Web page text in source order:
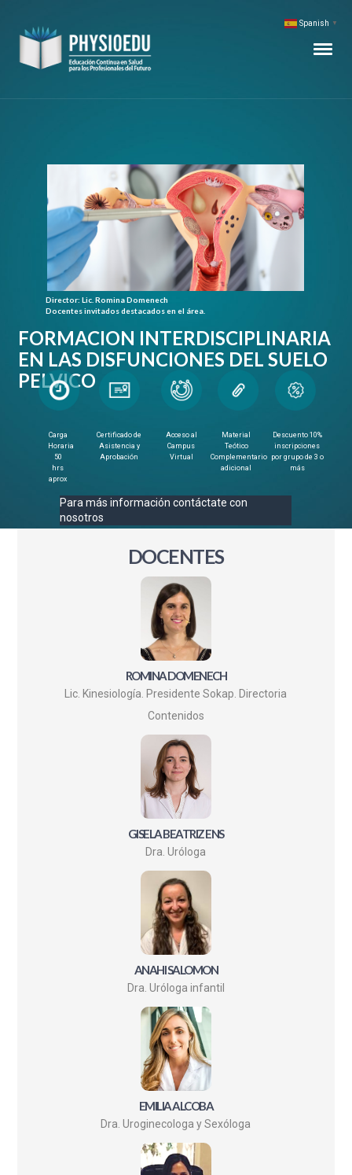
FORMACION INTERDISCIPLINARIA
EN LAS DISFUNCIONES DEL SUELO
PELVICO
Carga
Horaria
50
hrs
aprox
Certificado de
Asistencia y
Aprobación
Acceso al
Campus
Virtual
Material
Teótico
Complementario
adicional
Descuento 10%
inscripciones
por grupo de 3 o
más
Para más información contáctate con
nosotros
Director: Lic. Romina Domenech
Docentes invitados destacados en el área.
DOCENTES
ROMINA DOMENECH
Lic. Kinesiología. Presidente Sokap. Directoria
Contenidos
GISELA BEATRIZ ENS
Dra. Uróloga
ANAHI SALOMON
Dra. Uróloga infantil
EMILIA ALCOBA
Dra. Uroginecologa y Sexóloga
Spanish ▼